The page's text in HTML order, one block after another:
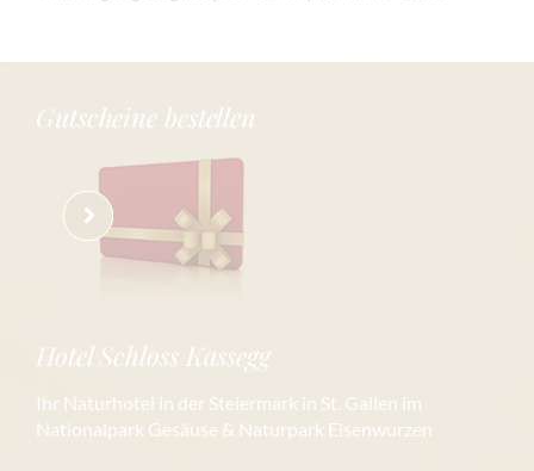
Gutscheine bestellen
Hotel Schloss Kassegg
Ihr Naturhotel in der Steiermark in St. Gallen im
Nationalpark Gesäuse & Naturpark Eisenwurzen